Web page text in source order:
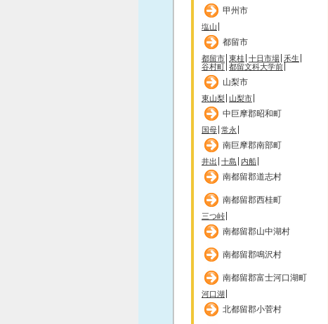
甲州市
塩山
都留市
都留市 東桂 十日市場 禾生
谷村町 都留文科大学前
山梨市
東山梨 山梨市
中巨摩郡昭和町
国母 常永
南巨摩郡南部町
井出 十島 内船
南都留郡道志村
南都留郡西桂町
三つ峠
南都留郡山中湖村
南都留郡鳴沢村
南都留郡富士河口湖町
河口湖
北都留郡小菅村